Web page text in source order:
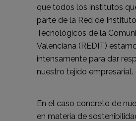
que todos los institutos
parte de la Red de
Tecnológicos de la
Valenciana (REDIT)
intensamente para dar
nuestro tejido empresarial.
En el caso concreto de
en materia de